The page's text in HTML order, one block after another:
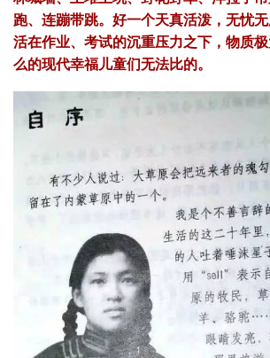
跑、连蹦带跳。好一个天真活泼，无忧
活在作业、考试的沉重压力之下，物质
么的现代幸福儿童们无法比的。